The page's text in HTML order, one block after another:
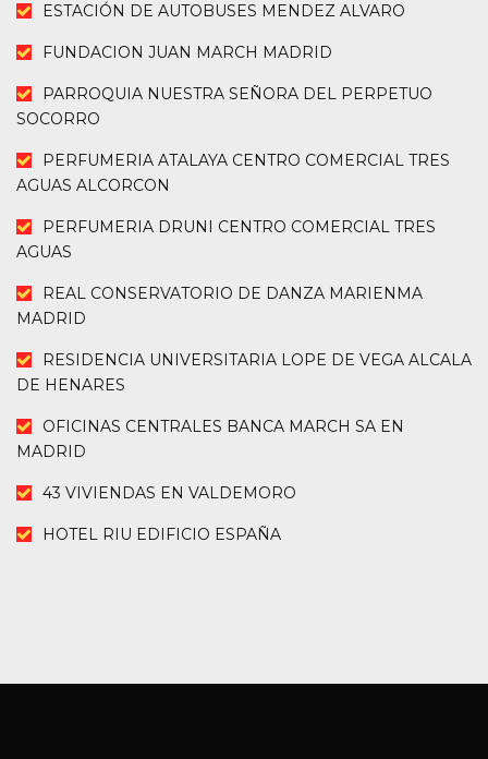
ESTACIÓN DE AUTOBUSES MENDEZ ALVARO
FUNDACION JUAN MARCH MADRID
PARROQUIA NUESTRA SEÑORA DEL PERPETUO
SOCORRO
PERFUMERIA ATALAYA CENTRO COMERCIAL TRES
AGUAS ALCORCON
PERFUMERIA DRUNI CENTRO COMERCIAL TRES
AGUAS
REAL CONSERVATORIO DE DANZA MARIENMA
MADRID
RESIDENCIA UNIVERSITARIA LOPE DE VEGA ALCALA
DE HENARES
OFICINAS CENTRALES BANCA MARCH SA EN
MADRID
43 VIVIENDAS EN VALDEMORO
HOTEL RIU EDIFICIO ESPAÑA